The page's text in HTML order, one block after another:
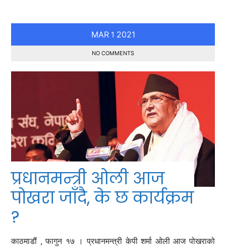
MAR 1 2021
NO COMMENTS
प्रधानमन्त्री ओली आज
पोखरा जाँदै, के छ कार्यक्रम
?
काठमाडौं , फागुन १७ । प्रधानमन्त्री केपी शर्मा ओली आज पोखराको